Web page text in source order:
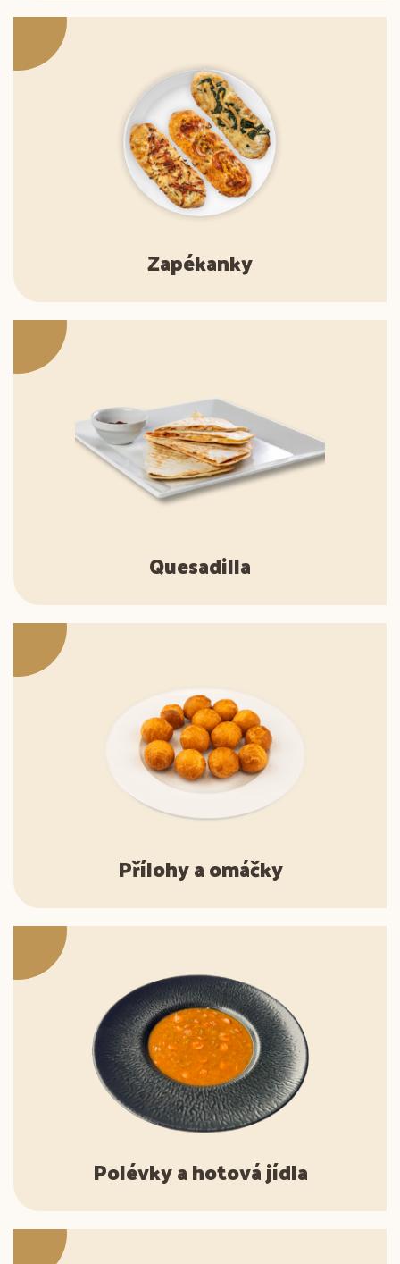
Zapékanky
Quesadilla
Přílohy a omáčky
Polévky a hotová jídla